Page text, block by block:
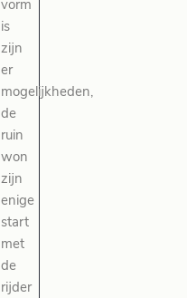
vorm
is
zijn
er
mogelijkheden,
de
ruin
won
zijn
enige
start
met
de
rijder